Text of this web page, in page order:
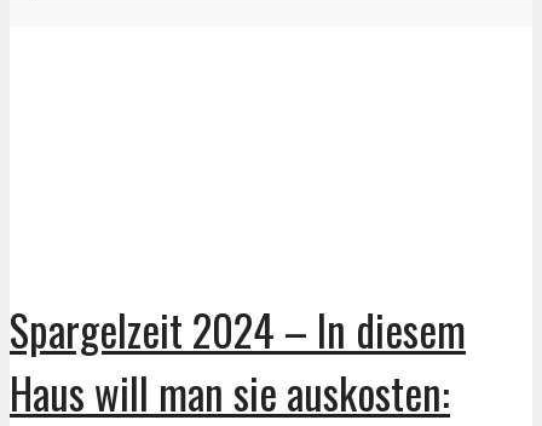
Spargelzeit 2024 – In diesem
Haus will man sie auskosten: